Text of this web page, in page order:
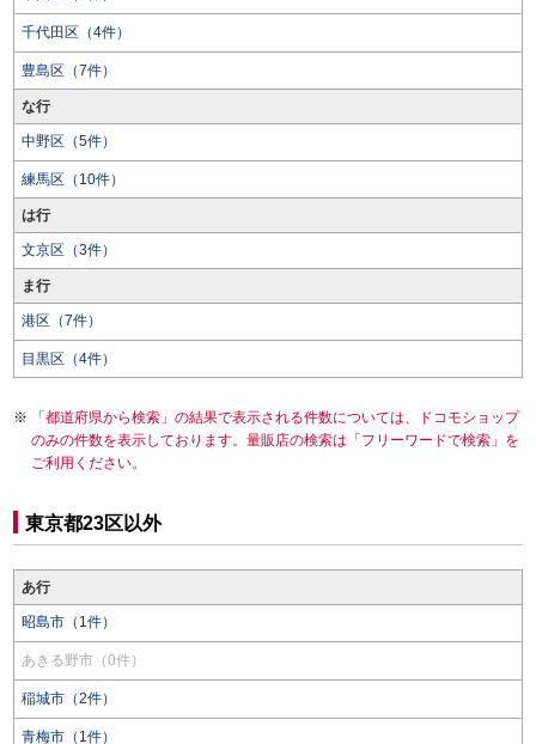
千代田区（4件）
豊島区（7件）
な行
中野区（5件）
練馬区（10件）
は行
文京区（3件）
ま行
港区（7件）
目黒区（4件）
「都道府県から検索」の結果で表示される件数については、ドコモショップ
のみの件数を表示しております。量販店の検索は「フリーワードで検索」を
ご利用ください。
東京都23区以外
あ行
昭島市（1件）
あきる野市（0件）
稲城市（2件）
青梅市（1件）